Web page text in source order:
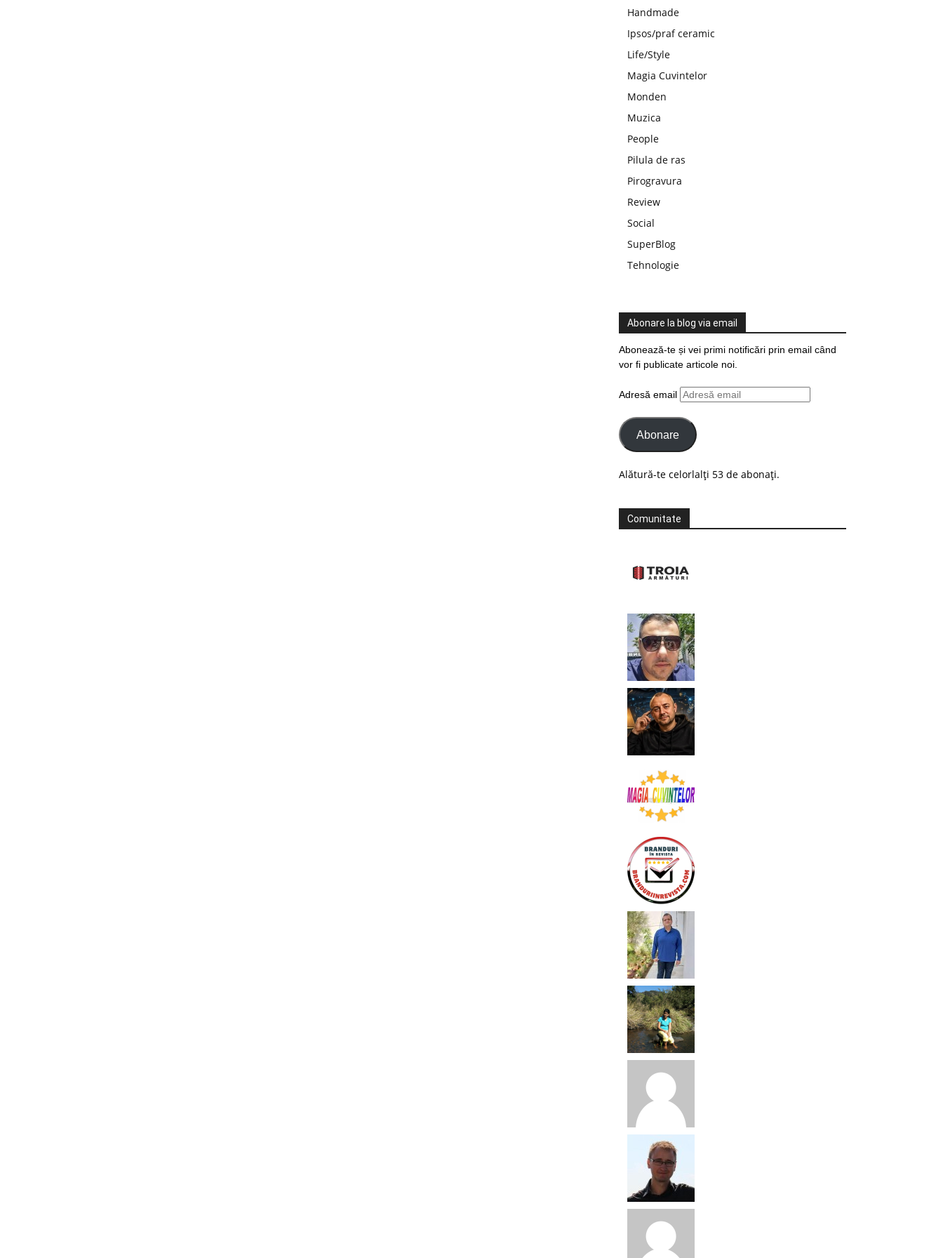
Handmade
Ipsos/praf ceramic
Life/Style
Magia Cuvintelor
Monden
Muzica
People
Pilula de ras
Pirogravura
Review
Social
SuperBlog
Tehnologie
Abonare la blog via email
Abonează-te și vei primi notificări prin email când
vor fi publicate articole noi.
Adresă email
Abonare
Alătură-te celorlalți 53 de abonați.
Comunitate